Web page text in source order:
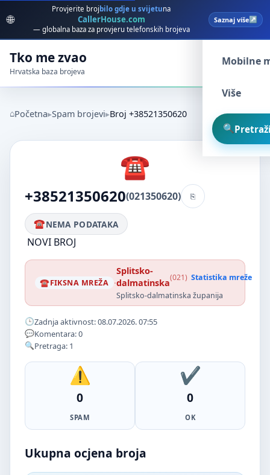
🌐
Provjerite broj bilo gdje u svijetuna
CallerHouse.com
— globalna baza za provjeru telefonskih brojeva
Saznaj više
Tko me zvao
Hrvatska baza brojeva
Spam
Mobilne
Više
Početna Spam brojevi Broj +38521350620
+38521350620(021350620)
NEMA PODATAKA
NOVI BROJ
FIKSNA MREŽA ·
Splitsko-
dalmatinska(021) Statistika mreže
Splitsko-dalmatinska županija
Zadnja aktivnost: 08.07.2026. 07:55
Komentara: 0
Pretraga: 1
0
SPAM
0
OK
Ukupna ocjena broja